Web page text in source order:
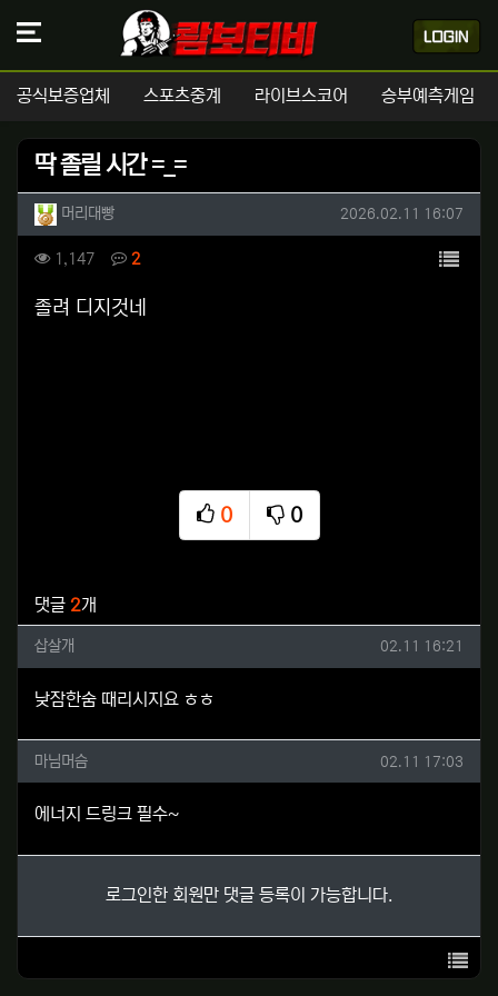
공식보증업체 스포츠중계 라이브스코어 승부예측게임
딱 졸릴 시간 =_=
작성자 정보
머리대빵작성 작성일
2026.02.11 16:07
컨텐츠 정보
1,147조회 2댓글 목록
본문
졸려 디지것네
0
추천
0
비추천
댓글 2개
삽살개님의 댓글
삽살개 작성일
02.11 16:21
낮잠한숨 때리시지요 ㅎㅎ
마님머슴님의 댓글
마님머슴 작성일
02.11 17:03
에너지 드링크 필수~
로그인한 회원만 댓글 등록이 가능합니다.
목록